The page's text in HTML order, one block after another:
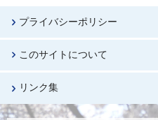
プライバシーポリシー
このサイトについて
リンク集